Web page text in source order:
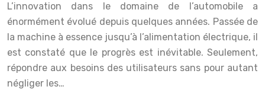
L’innovation dans le domaine de l’automobile a
énormément évolué depuis quelques années. Passée de
la machine à essence jusqu’à l’alimentation électrique, il
est constaté que le progrès est inévitable. Seulement,
répondre aux besoins des utilisateurs sans pour autant
négliger les…